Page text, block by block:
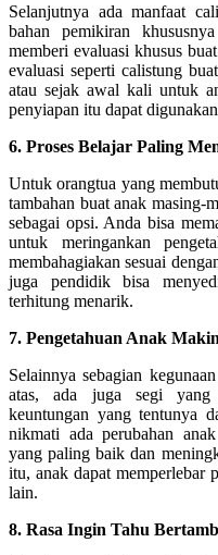
Selanjutnya ada manfaat
bahan pemikiran
memberi evaluasi khusus
evaluasi seperti calistung
atau sejak awal kali untuk
penyiapan itu dapat
6. Proses Belajar Paling
Untuk orangtua yang
tambahan buat anak masing-
sebagai opsi. Anda bisa
untuk meringankan
membahagiakan sesuai
juga pendidik bisa
terhitung menarik.
7. Pengetahuan Anak
Selainnya sebagian
atas, ada juga segi yang
keuntungan yang tentunya
nikmati ada perubahan
yang paling baik dan
itu, anak dapat memperlebar
lain.
8. Rasa Ingin Tahu